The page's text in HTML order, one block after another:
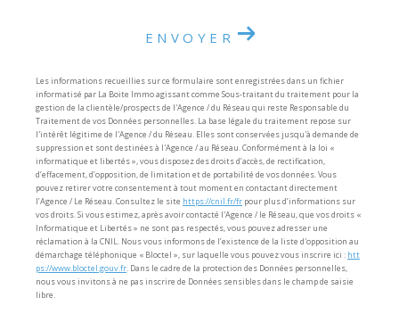
ENVOYER
Les informations recueillies sur ce formulaire sont enregistrées dans un fichier
informatisé par La Boite Immo agissant comme Sous-traitant du traitement pour la
gestion de la clientèle/prospects de l'Agence / du Réseau qui reste Responsable du
Traitement de vos Données personnelles. La base légale du traitement repose sur
l'intérêt légitime de l'Agence / du Réseau. Elles sont conservées jusqu'à demande de
suppression et sont destinées à l'Agence / au Réseau. Conformément à la loi «
informatique et libertés », vous disposez des droits d’accès, de rectification,
d’effacement, d’opposition, de limitation et de portabilité de vos données. Vous
pouvez retirer votre consentement à tout moment en contactant directement
l’Agence / Le Réseau. Consultez le site https://cnil.fr/fr pour plus d’informations sur
vos droits. Si vous estimez, après avoir contacté l'Agence / le Réseau, que vos droits «
Informatique et Libertés » ne sont pas respectés, vous pouvez adresser une
réclamation à la CNIL. Nous vous informons de l’existence de la liste d'opposition au
démarchage téléphonique « Bloctel », sur laquelle vous pouvez vous inscrire ici : htt
ps://www.bloctel.gouv.fr. Dans le cadre de la protection des Données personnelles,
nous vous invitons à ne pas inscrire de Données sensibles dans le champ de saisie
libre.